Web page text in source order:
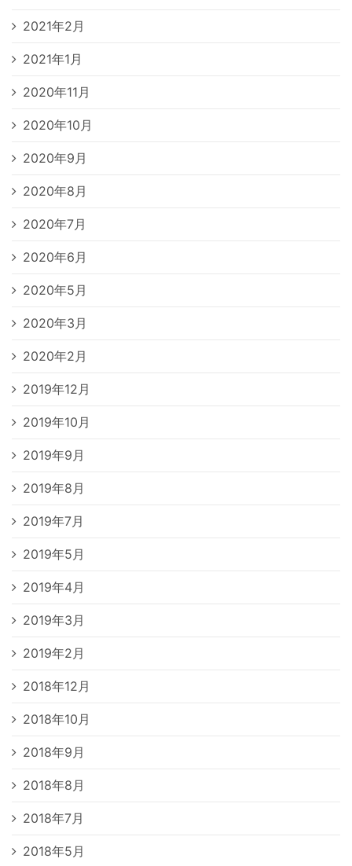
2021年2月
2021年1月
2020年11月
2020年10月
2020年9月
2020年8月
2020年7月
2020年6月
2020年5月
2020年3月
2020年2月
2019年12月
2019年10月
2019年9月
2019年8月
2019年7月
2019年5月
2019年4月
2019年3月
2019年2月
2018年12月
2018年10月
2018年9月
2018年8月
2018年7月
2018年5月